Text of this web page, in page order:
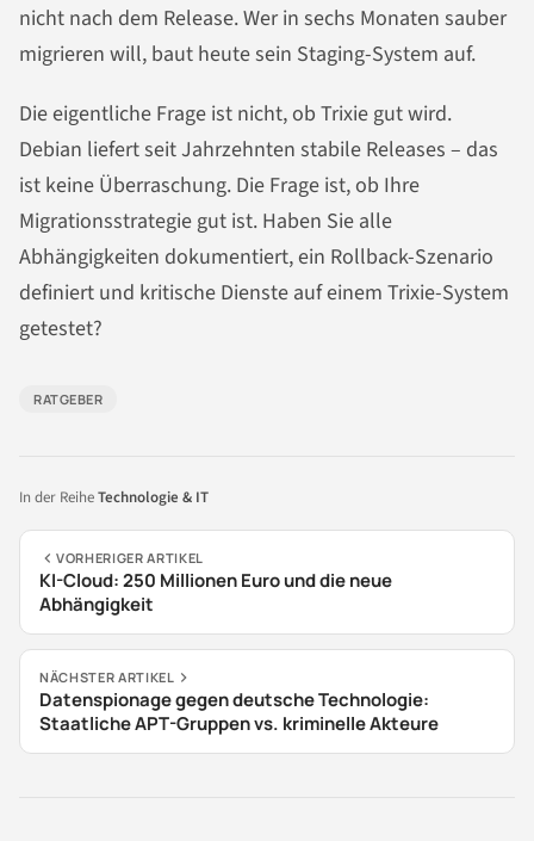
nicht nach dem Release. Wer in sechs Monaten sauber
migrieren will, baut heute sein Staging-System auf.
Die eigentliche Frage ist nicht, ob Trixie gut wird.
Debian liefert seit Jahrzehnten stabile Releases – das
ist keine Überraschung. Die Frage ist, ob Ihre
Migrationsstrategie gut ist. Haben Sie alle
Abhängigkeiten dokumentiert, ein Rollback-Szenario
definiert und kritische Dienste auf einem Trixie-System
getestet?
RATGEBER
In der ReiheTechnologie & IT
VORHERIGER ARTIKEL
KI-Cloud: 250 Millionen Euro und die neue
Abhängigkeit
NÄCHSTER ARTIKEL
Datenspionage gegen deutsche Technologie:
Staatliche APT-Gruppen vs. kriminelle Akteure